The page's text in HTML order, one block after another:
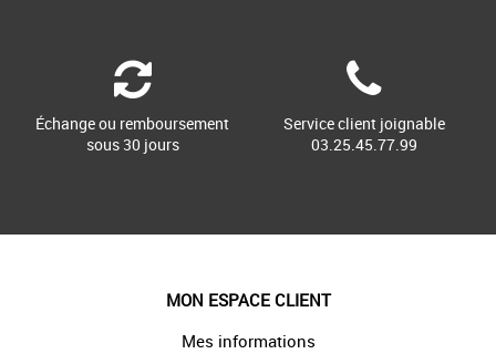
Échange ou remboursement
sous 30 jours
Service client joignable
03.25.45.77.99
MON ESPACE CLIENT
Mes informations